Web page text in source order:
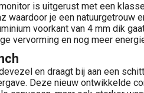
is uitgerust met een
waardoor je een natuurgetrouw
voorkant van 4 mm dik
vervorming en nog meer
en draagt bij aan een
Deze nieuw ontwikkelde